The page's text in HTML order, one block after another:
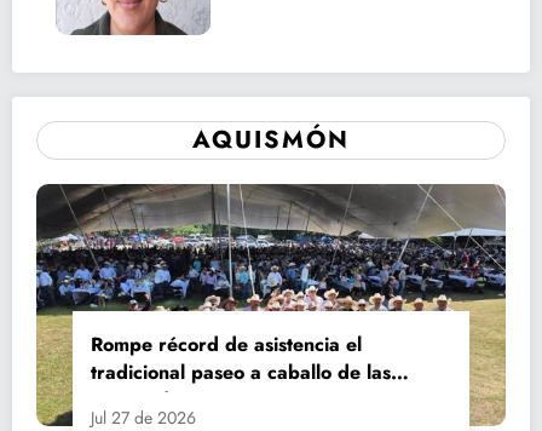
AQUISMÓN
Rompe récord de asistencia el
tradicional paseo a caballo de las
Fiestas de Santiago y Santa Ana
Jul 27 de 2026